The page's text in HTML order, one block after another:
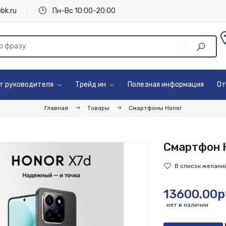
Пн-Вс 10:00-20:00
руководителя Трейд ин Полезная информация
Главная Товары Смартфоны Honor
Смартфон
нет в наличии